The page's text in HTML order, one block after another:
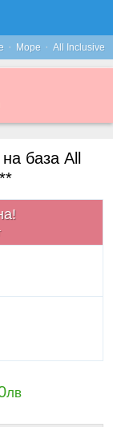
· Море · All Inclusive
база All
лв